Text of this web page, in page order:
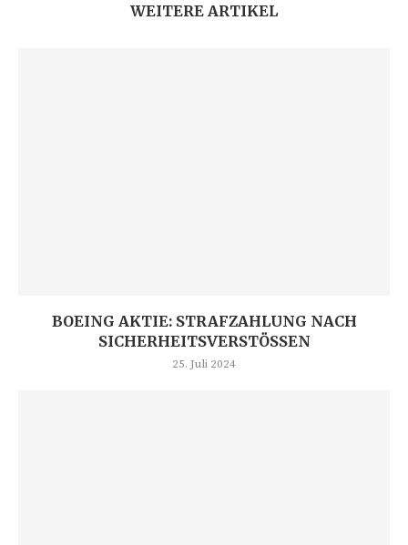
WEITERE ARTIKEL
BOEING AKTIE: STRAFZAHLUNG NACH
SICHERHEITSVERSTÖSSEN
25. Juli 2024